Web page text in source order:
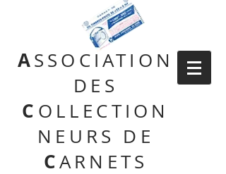
ASSOCIATION
DES
C OLLECTION
NEURS DE
CARNETS